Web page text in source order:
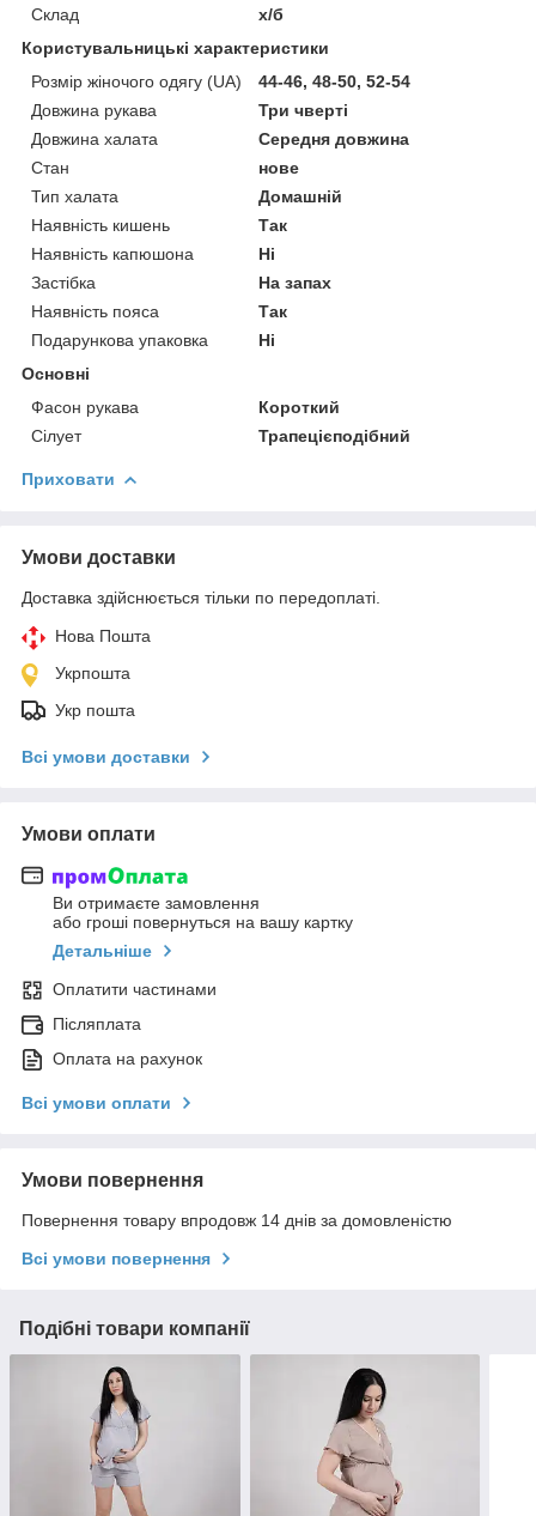
Склад
х/б
Користувальницькі характеристики
Розмір жіночого одягу (UA)
44-46, 48-50, 52-54
Довжина рукава
Три чверті
Довжина халата
Середня довжина
Стан
нове
Тип халата
Домашній
Наявність кишень
Так
Наявність капюшона
Ні
Застібка
На запах
Наявність пояса
Так
Подарункова упаковка
Ні
Основні
Фасон рукава
Короткий
Сілует
Трапецієподібний
Приховати
Умови доставки
Доставка здійснюється тільки по передоплаті.
Нова Пошта
Укрпошта
Укр пошта
Всі умови доставки
Умови оплати
Ви отримаєте замовлення
або гроші повернуться на вашу картку
Детальніше
Оплатити частинами
Післяплата
Оплата на рахунок
Всі умови оплати
Умови повернення
Повернення товару впродовж 14 днів за домовленістю
Всі умови повернення
Подібні товари компанії